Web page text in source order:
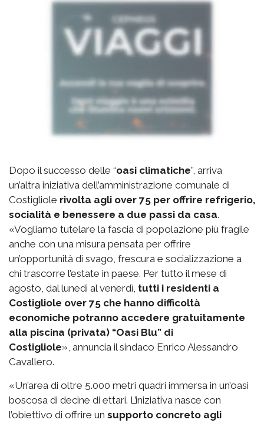
Dopo il successo delle “oasi climatiche”, arriva
un’altra iniziativa dell’amministrazione comunale di
Costigliole rivolta agli over 75 per offrire refrigerio,
socialità e benessere a due passi da casa.
«Vogliamo tutelare la fascia di popolazione più fragile
anche con una misura pensata per offrire
un’opportunità di svago, frescura e socializzazione a
chi trascorre l’estate in paese. Per tutto il mese di
agosto, dal lunedì al venerdì, tutti i residenti a
Costigliole over 75 che hanno difficoltà
economiche potranno accedere gratuitamente
alla piscina (privata) “Oasi Blu” di
Costigliole», annuncia il sindaco Enrico Alessandro
Cavallero.
«Un’area di oltre 5.000 metri quadri immersa in un’oasi
boscosa di decine di ettari. L’iniziativa nasce con
l’obiettivo di offrire un supporto concreto agli